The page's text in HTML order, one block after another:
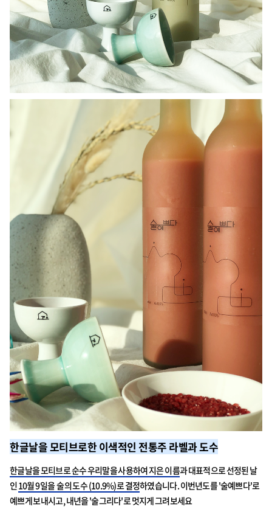
한글날을 모티브로한 이색적인 전통주 라벨과 도수
한글날을 모티브로 순수 우리말을 사용하여 지은 이름과 대표적으로 선정된 날
인10월 9일을 술의 도수 (10.9%)로 결정하였습니다. 이번년도를 '술예쁘다'로
예쁘게 보내시고, 내년을 '술그리다'로 멋지게 그려보세요